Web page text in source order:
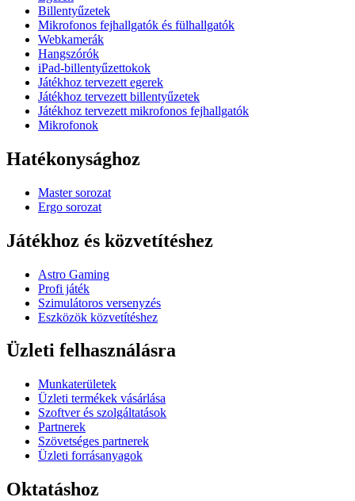
Billentyűzetek
Mikrofonos fejhallgatók és fülhallgatók
Webkamerák
Hangszórók
iPad-billentyűzettokok
Játékhoz tervezett egerek
Játékhoz tervezett billentyűzetek
Játékhoz tervezett mikrofonos fejhallgatók
Mikrofonok
Hatékonysághoz
Master sorozat
Ergo sorozat
Játékhoz és közvetítéshez
Astro Gaming
Profi játék
Szimulátoros versenyzés
Eszközök közvetítéshez
Üzleti felhasználásra
Munkaterületek
Üzleti termékek vásárlása
Szoftver és szolgáltatások
Partnerek
Szövetséges partnerek
Üzleti forrásanyagok
Oktatáshoz